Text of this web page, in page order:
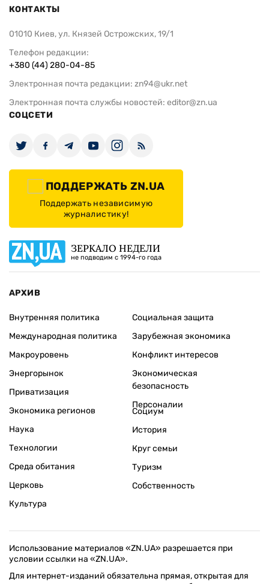
КОНТАКТЫ
01010 Киев, ул. Князей Острожских, 19/1
Телефон редакции:
+380 (44) 280-04-85
Электронная почта редакции: zn94@ukr.net
Электронная почта службы новостей: editor@zn.ua
СОЦСЕТИ
ПОДДЕРЖАТЬ ZN.UA
Поддержать независимую
журналистику!
ЗЕРКАЛО НЕДЕЛИ
не подводим с 1994-го года
АРХИВ
Внутренняя политика
Международная политика
Макроуровень
Энергорынок
Приватизация
Экономика регионов
Социальная защита
Зарубежная экономика
Конфликт интересов
Экономическая
безопасность
Персоналии
Наука
Технологии
Среда обитания
Церковь
Культура
Социум
История
Круг семьи
Туризм
Собственность
Использование материалов «ZN.UA» разрешается при
условии ссылки на «ZN.UA».
Для интернет-изданий обязательна прямая, открытая для